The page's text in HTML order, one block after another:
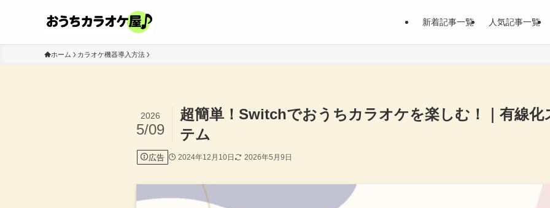
新着記事一覧 人気記事一覧
ホーム カラオケ機器導入方法
超簡単！Switchでおうちカラオケを楽しむ！｜有線化
テム
2026
5/09
広告 2024年12月10日 2026年5月9日